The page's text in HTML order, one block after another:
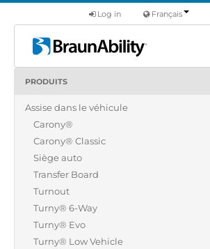
Français
Log in
Produits
Véhicules utilitaires
Nous
Trouver un revendeur
PRODUITS
Assise dans le véhicule
Carony®
Carony® Classic
Siège auto
Transfer Board
Turnout
Turny® 6-Way
Turny® Evo
Turny® Low Vehicle